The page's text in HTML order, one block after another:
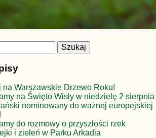
na Warszawskie Drzewo Roku!
na Święto Wisły w niedzielę 2 sierpnia
nominowany do ważnej europejskiej
do rozmowy o przyszłości rzek
i zieleń w Parku Arkadia